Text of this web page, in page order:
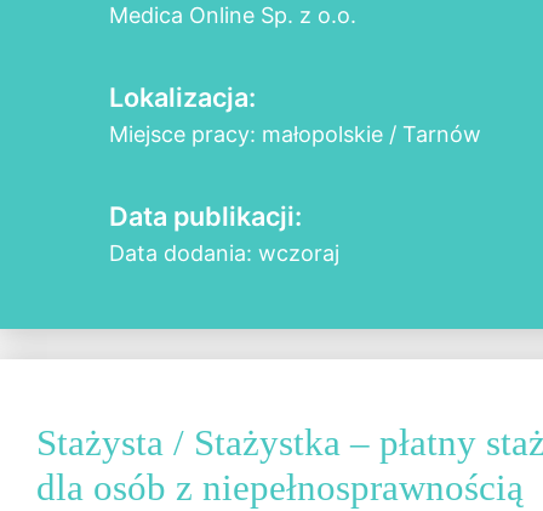
Medica Online Sp. z o.o.
Lokalizacja:
Miejsce pracy: małopolskie / Tarnów
Data publikacji:
Data dodania: wczoraj
Stażysta / Stażystka – płatny
dla osób z niepełnosprawnością